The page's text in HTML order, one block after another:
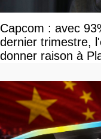
Capcom : avec
dernier trimestre,
donner raison à